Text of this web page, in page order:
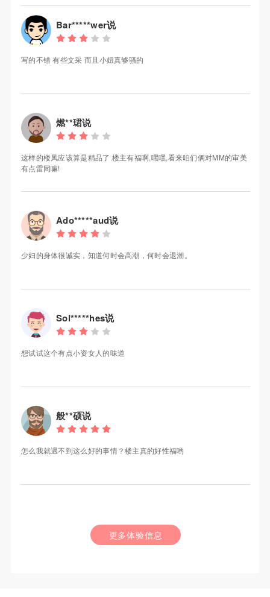
Bar*****wer说
写的不错 有些文采 而且小妞真够骚的
燃**珺说
这样的楼凤应该算是精品了.楼主有福啊,嘿嘿,看来咱们俩对MM的审美
有点雷同嘛!
Ado*****aud说
少妇的身体很诚实，知道何时会高潮，何时会退潮。
Sol*****hes说
想试试这个有点小资女人的味道
般**硕说
怎么我就遇不到这么好的事情？楼主真的好性福哟
更多体验信息